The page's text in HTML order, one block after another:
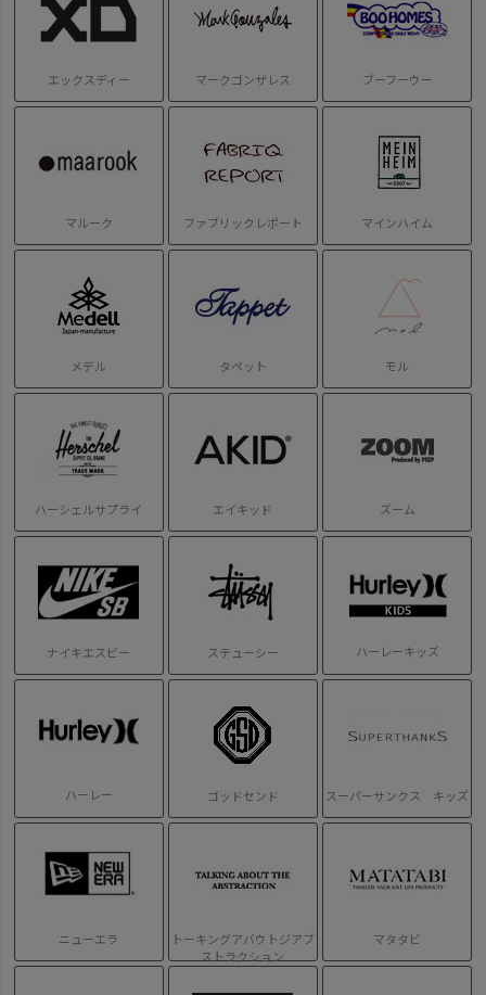
エックスディー マークゴンザレス ブーフーウー
マルーク ファブリックレポート マインハイム
メデル タペット モル
ハーシェルサプライ エイキッド ズーム
ナイキエスビー ステューシー ハーレーキッズ
ハーレー ゴッドセンド スーパーサンクス キッズ
ニューエラ
トーキングアバウトジアブ
ストラクション
マタタビ